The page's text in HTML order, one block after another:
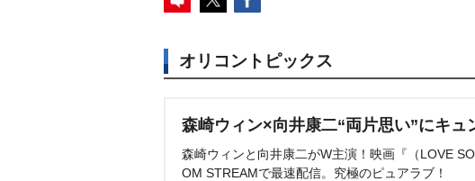
オリコントピックス
森崎ウィン×向井康二“両片思い”にキュ
森崎ウィンと向井康二がW主演！映画『（LOVE
OM STREAMで最速配信。究極のピュアラブ！